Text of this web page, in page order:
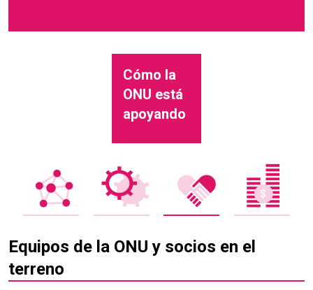
Cómo la
ONU está
apoyando
Equipos de la ONU y socios en el
terreno